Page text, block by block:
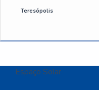
Teresópolis
Espaço Solar